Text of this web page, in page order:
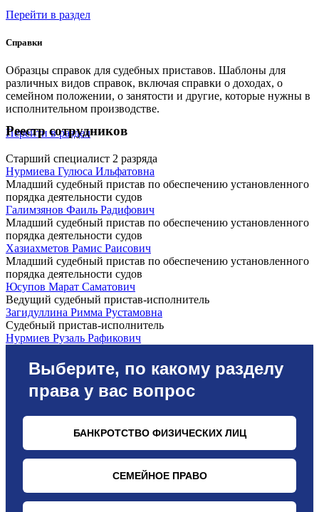
Перейти в раздел
Справки
Образцы справок для судебных приставов. Шаблоны для
различных видов справок, включая справки о доходах, о
семейном положении, о занятости и другие, которые нужны в
исполнительном производстве.
Перейти в раздел
Реестр сотрудников
Старший специалист 2 разряда
Нурмиева Гулюса Ильфатовна
Младший судебный пристав по обеспечению установленного
порядка деятельности судов
Галимзянов Фаиль Радифович
Младший судебный пристав по обеспечению установленного
порядка деятельности судов
Хазиахметов Рамис Раисович
Младший судебный пристав по обеспечению установленного
порядка деятельности судов
Юсупов Марат Саматович
Ведущий судебный пристав-исполнитель
Загидуллина Римма Рустамовна
Судебный пристав-исполнитель
Нурмиев Рузаль Рафикович